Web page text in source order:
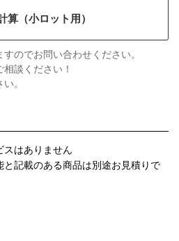
算（小ロット用）
のでお問い合わせください。
談ください！
。
スはありません
記載のある商品は別途お見積りで